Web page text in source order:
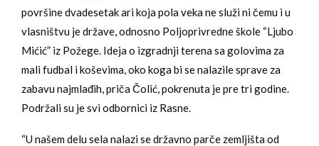
površine dvadesetak ari koja pola veka ne služi ni čemu i u
vlasništvu je države, odnosno Poljoprivredne škole “Ljubo
Mićić” iz Požege. Ideja o izgradnji terena sa golovima za
mali fudbal i koševima, oko koga bi se nalazile sprave za
zabavu najmlađih, priča Čolić, pokrenuta je pre tri godine.
Podržali su je svi odbornici iz Rasne.
“U našem delu sela nalazi se državno parče zemljišta od